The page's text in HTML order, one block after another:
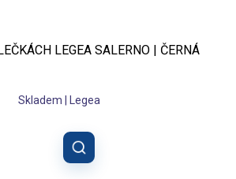
LEGEA SALERNO | ČERNÁ
Skladem | Legea